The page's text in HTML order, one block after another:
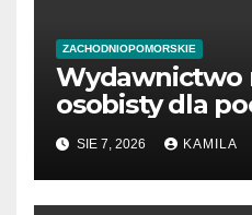
ZACHODNIOPOMORSKIE
Wydawnictwo
osobisty dla
przedsiębiorców
SIE 7, 2026 KAMILA